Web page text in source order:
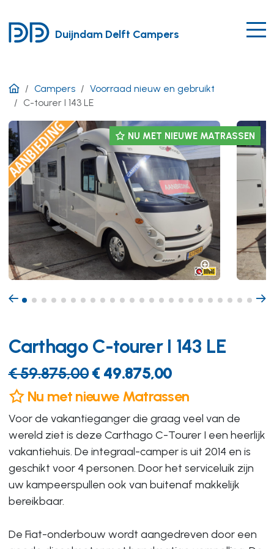
Duijndam Delft Campers
Campers
Voorraad nieuw en gebruikt
C-tourer I 143 LE
NU MET NIEUWE MATRASSEN
Carthago C-tourer I 143 LE
€ 59.875,00€ 49.875,00
Nu met nieuwe Matrassen
Voor de vakantieganger die graag veel van de
wereld ziet is deze Carthago C-Tourer I een heerlijk
vakantiehuis. De integraal-camper is uit 2014 en is
geschikt voor 4 personen. Door het serviceluik zijn
uw kampeerspullen ook van buitenaf makkelijk
bereikbaar.
De Fiat-onderbouw wordt aangedreven door een